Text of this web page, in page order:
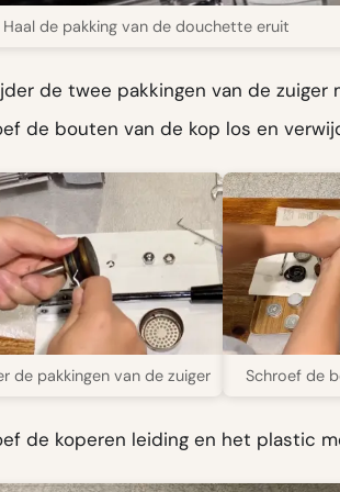
Haal de pakking van de douchette eruit
de twee pakkingen van de zuiger
de bouten van de kop los en
de pakkingen van de zuiger Schroef de
de koperen leiding en het plastic